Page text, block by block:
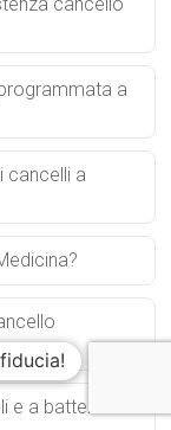
a
cancelli a
a battente a